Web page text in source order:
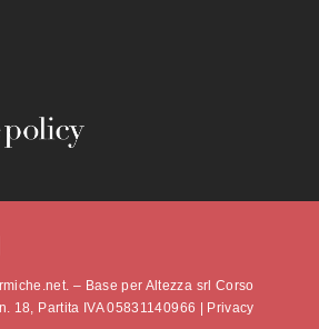
– Base per Altezza srl Corso
18, Partita IVA 05831140966 |
Privacy